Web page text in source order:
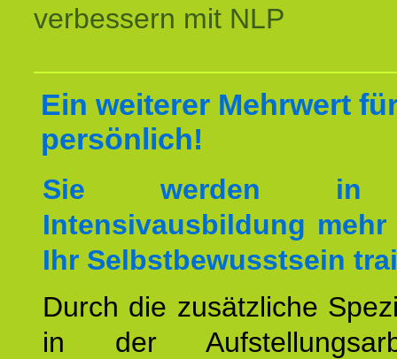
verbessern mit NLP
Ein weiterer Mehrwert
persönlich!
Sie werden in
Intensivausbildung
Ihr Selbstbewusstsein
Durch die zusätzliche
in der